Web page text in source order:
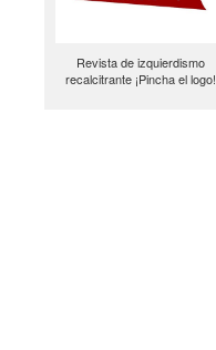
Revista de izquierdismo
recalcitrante ¡Pincha el logo!